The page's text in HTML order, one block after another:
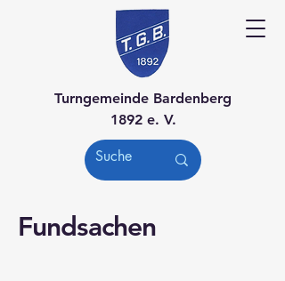
Turngemeinde Bardenberg
1892 e. V.
Fundsachen